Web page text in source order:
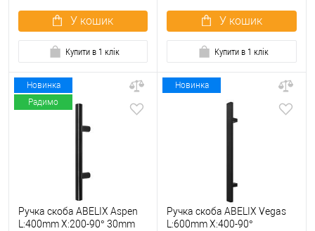
У кошик
Купити в 1 клік
У кошик
Купити в 1 клік
Новинка
Радимо
Ручка скоба ABELIX Aspen
L:400mm X:200-90° 30mm
Новинка
Ручка скоба ABELIX Vegas
L:600mm X:400-90°